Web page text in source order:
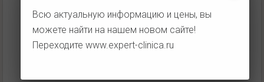
Всю актуальную информацию и цены, вы
можете найти на нашем новом сайте!
Переходитеwww.expert-clinica.ru
Печень — второе сердце
Стоимость программы — 5 960 руб.